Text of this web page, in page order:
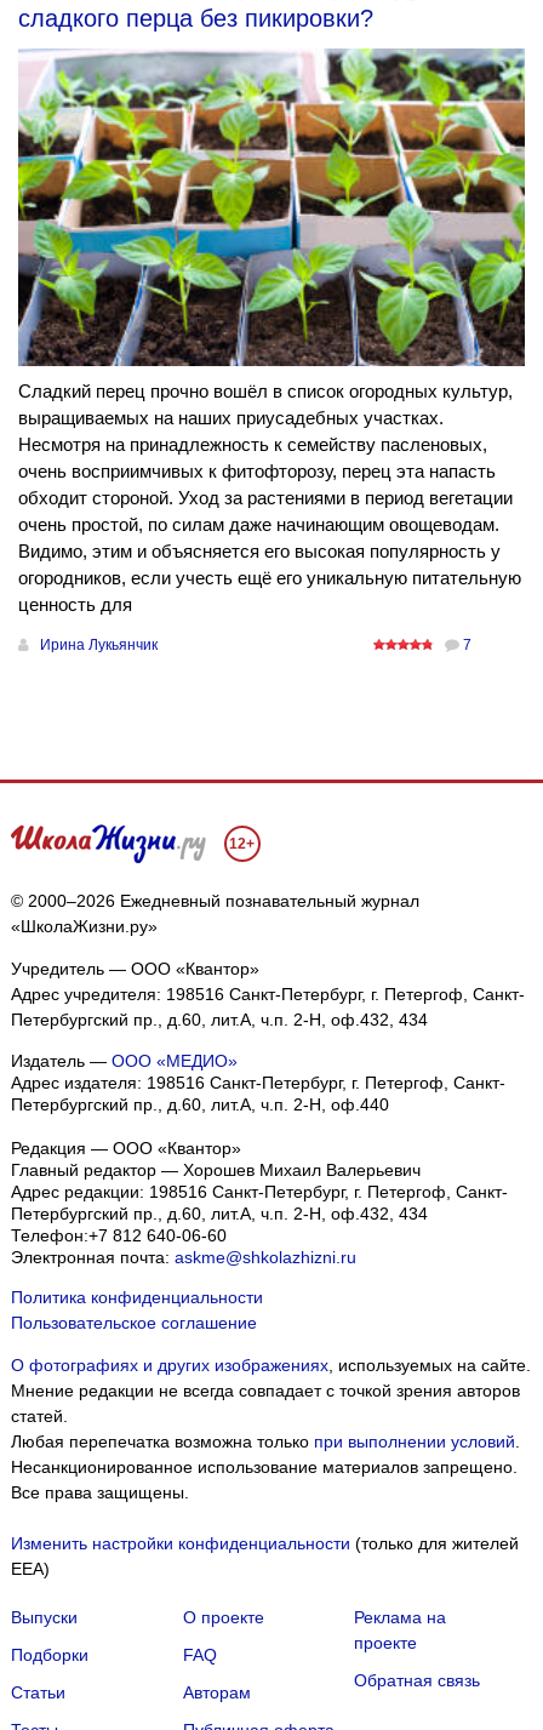
сладкого перца без пикировки?
Сладкий перец прочно вошёл в список огородных культур,
выращиваемых на наших приусадебных участках.
Несмотря на принадлежность к семейству пасленовых,
очень восприимчивых к фитофторозу, перец эта напасть
обходит стороной. Уход за растениями в период вегетации
очень простой, по силам даже начинающим овощеводам.
Видимо, этим и объясняется его высокая популярность у
огородников, если учесть ещё его уникальную питательную
ценность для
Ирина Лукьянчик 7
12+
© 2000–2026 Ежедневный познавательный журнал
«ШколаЖизни.ру»
Учредитель — ООО «Квантор»
Адрес учредителя: 198516 Санкт-Петербург, г. Петергоф, Санкт-
Петербургский пр., д.60, лит.А, ч.п. 2-Н, оф.432, 434
Издатель — ООО «МЕДИО»
Адрес издателя: 198516 Санкт-Петербург, г. Петергоф, Санкт-
Петербургский пр., д.60, лит.А, ч.п. 2-Н, оф.440
Редакция — ООО «Квантор»
Главный редактор — Хорошев Михаил Валерьевич
Адрес редакции: 198516 Санкт-Петербург, г. Петергоф Санкт-
Петербургский пр., д.60, лит.А, ч.п. 2-Н, оф.432, 434
Телефон:+7 812 640-06-60
Электронная почта: askme@shkolazhizni.ru
Политика конфиденциальности
Пользовательское соглашение
О фотографиях и других изображениях, используемых на сайте.
Мнение редакции не всегда совпадает с точкой зрения авторов
статей.
Любая перепечатка возможна только при выполнении условий
Несанкционированное использование материалов запрещено.
Все права защищены.
Изменить настройки конфиденциальности (только для жителей
EEA)
Выпуски
Подборки
Статьи
О проекте
FAQ
Авторам
Реклама на
проекте
Обратная связь